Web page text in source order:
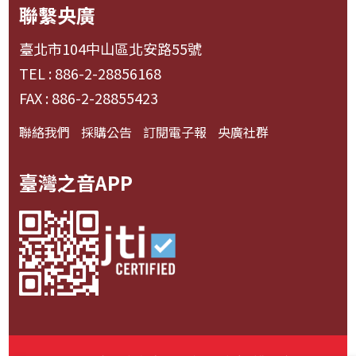
聯繫央廣
臺北市104中山區北安路55號
TEL : 886-2-28856168
FAX : 886-2-28855423
聯絡我們 採購公告 訂閱電子報 央廣社群
臺灣之音APP